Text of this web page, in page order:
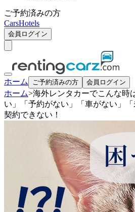
ご予約済みの方
CarsHotels
会員ログイン
ホーム ご予約済みの方 会員ログイン
ホーム>海外レンタカーでこんな時
い」「予約がない」「車がない」
契約できない！